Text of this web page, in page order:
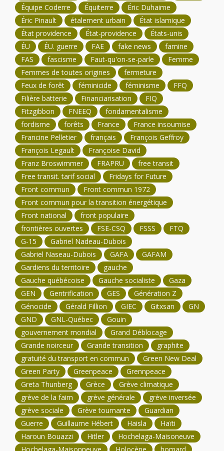
Équipe Coderre
Équiterre
Éric Duhaime
Éric Pinault
étalement urbain
État islamique
État providence
État-providence
États-unis
ÉU
ÉU. guerre FAE fake news
famine
FAS
fascisme Faut-qu'on-se-parle
Femme
Femmes de toutes origines
fermeture
Feux de forêt
féminicide féminisme
FFQ
Filière batterie
Financiarisation
FIQ
Fitzgibbon
FNEEQ
fondamentalisme
fordisme
forêts France
France insoumise
Francine Pelletier
français
François Geffroy
François Legault
Françoise David
Franz Broswimmer
FRAPRU
free transit
Free transit. tarif social
Fridays for Future
Front commun
Front commun 1972
Front commun pour la transition énergétique
Front national
front populaire
frontières ouvertes
FSE-CSQ FSSS
FTQ
G-15
Gabriel Nadeau-Dubois
Gabriel Naseau-Dubois
GAFA
GAFAM
Gardiens du territoire
gauche
Gauche québécoise
Gauche socialiste
Gaza
GEN
Gentrification GES
Génération Z
Génocide
Gérald Fillion GIEC Gitxsan
GN
GND
GNL-Québec
Gouin
gouvernement mondial
Grand Déblocage
Grande noirceur
Grande transition
graphite
gratuité du transport en commun
Green New Deal
Green Party
Greenpeace
Grennpeace
Greta Thunberg
Grèce
Grève climatique
grève de la faim
grève générale
grève inversée
grève sociale
Grève tournante
Guardian
Guerre
Guillaume Hébert Haisla
Haïti
Haroun Bouazzi
Hitler
Hochelaga-Maisoneuve